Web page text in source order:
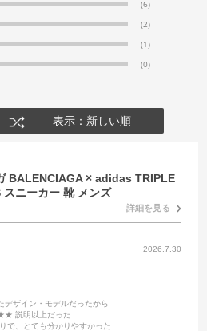
(6)
(2)
(1)
(0)
表示：新しい順
BALENCIAGA × adidas TRIPLE
スニーカー 靴 メンズ
詳細を見る
2026.7.30
デザイン・モデルだったから
説明以上だった
、とても分かりやすかった